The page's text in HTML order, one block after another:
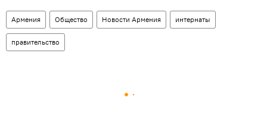
Армения Общество Новости Армения интернаты
правительство